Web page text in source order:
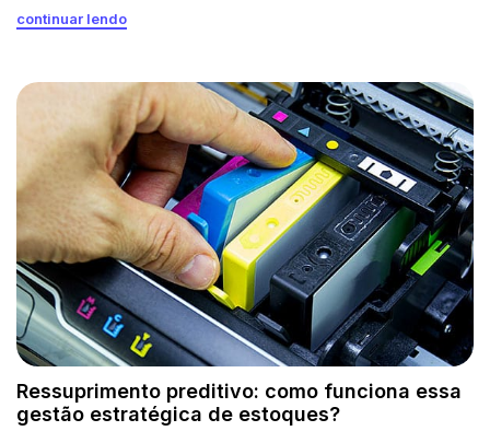
continuar lendo
Ressuprimento preditivo: como funciona essa
gestão estratégica de estoques?